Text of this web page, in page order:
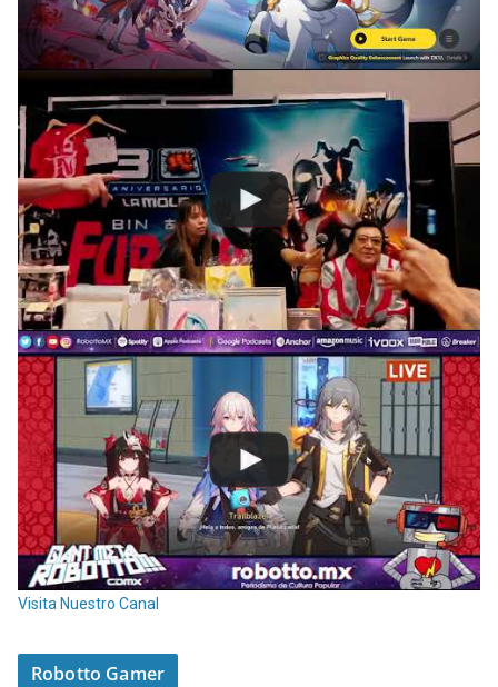
Visita Nuestro Canal
Robotto Gamer